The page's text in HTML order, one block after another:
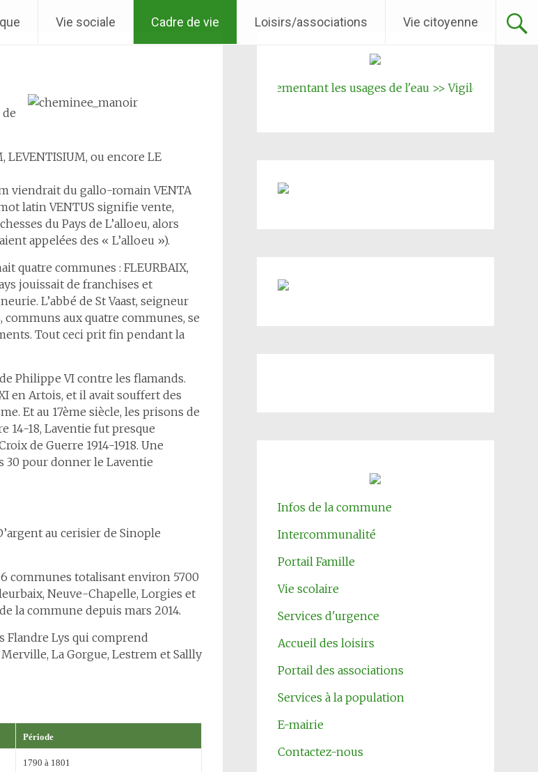
Vie sociale Cadre de vie Loisirs/associations Vie citoyenne
LEVENTISIUM, ou encore LE
viendrait du gallo-romain VENTA
latin VENTUS signifie vente,
du Pays de L’alloeu, alors
appelées des « L’alloeu »).
quatre communes : FLEURBAIX,
jouissait de franchises et
L’abbé de St Vaast, seigneur
aux quatre communes, se
Tout ceci prit fin pendant la
Philippe VI contre les flamands.
en Artois, et il avait souffert des
Et au 17ème siècle, les prisons de
14-18, Laventie fut presque
de Guerre 1914-1918. Une
30 pour donner le Laventie
au cerisier de Sinople
communes totalisant environ 5700
Neuve-Chapelle, Lorgies et
la commune depuis mars 2014.
Flandre Lys qui comprend
La Gorgue, Lestrem et Sallly
Période
1790 à 1801
- Arrêté réglementant les usages de l'eau >> Vigilence renforcée
Infos de la commune
Intercommunalité
Portail Famille
Vie scolaire
Services d'urgence
Accueil des loisirs
Portail des associations
Services à la population
E-mairie
Contactez-nous